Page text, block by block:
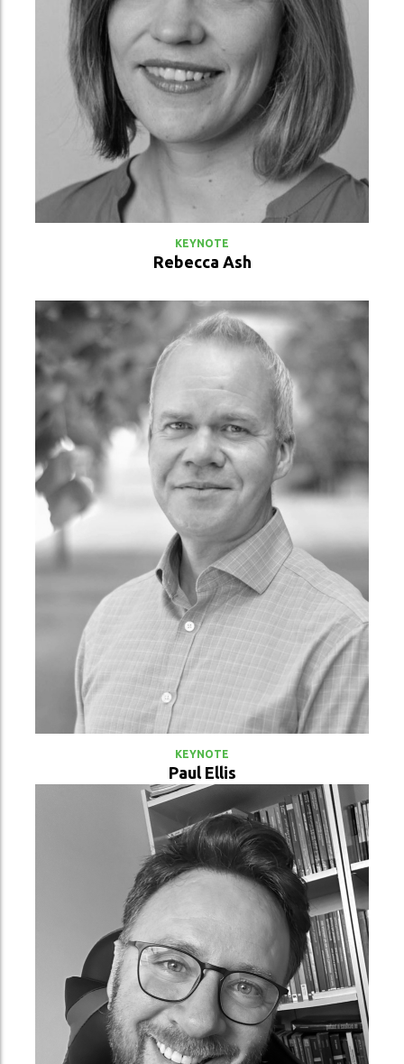
VER PERFIL
KEYNOTE
Rebecca Ash
VER PERFIL
KEYNOTE
Paul Ellis